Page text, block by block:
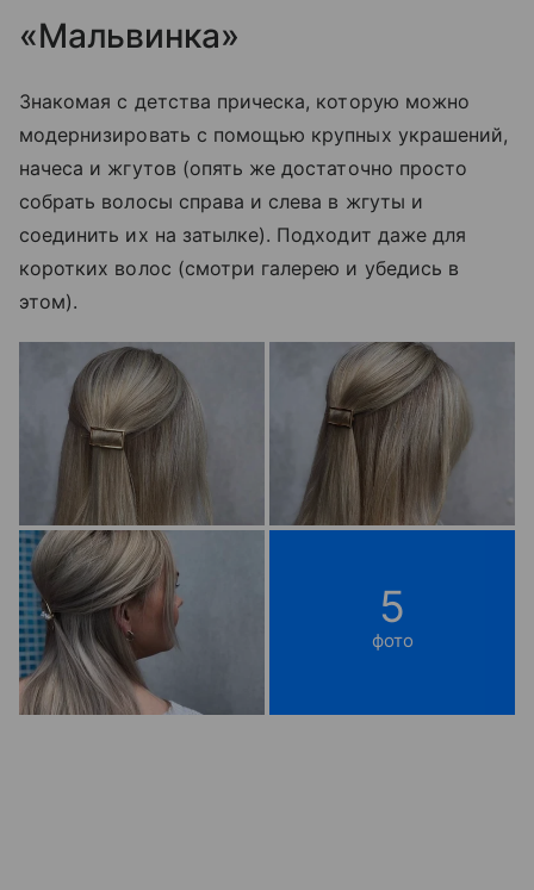
«Мальвинка»
Знакомая с детства прическа, которую можно
модернизировать с помощью крупных украшений,
начеса и жгутов (опять же достаточно просто
собрать волосы справа и слева в жгуты и
соединить их на затылке). Подходит даже для
коротких волос (смотри галерею и убедись в
этом).
5
фото